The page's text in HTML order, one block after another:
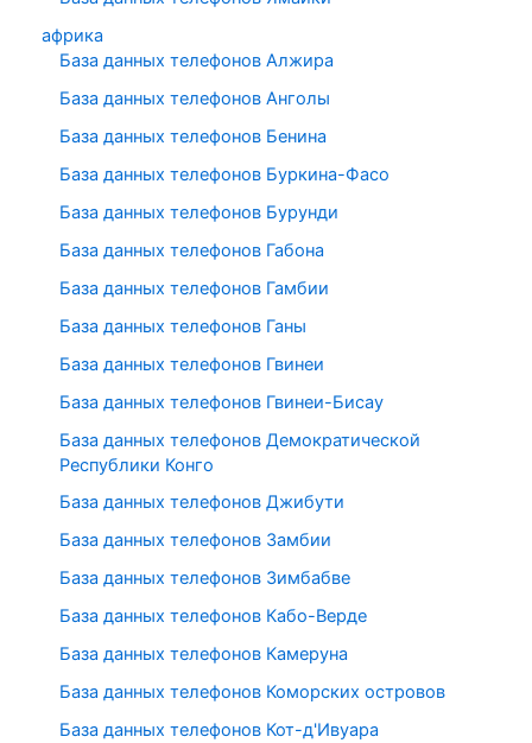
африка
База данных телефонов Алжира
База данных телефонов Анголы
База данных телефонов Бенина
База данных телефонов Буркина-Фасо
База данных телефонов Бурунди
База данных телефонов Габона
База данных телефонов Гамбии
База данных телефонов Ганы
База данных телефонов Гвинеи
База данных телефонов Гвинеи-Бисау
База данных телефонов Демократической
Республики Конго
База данных телефонов Джибути
База данных телефонов Замбии
База данных телефонов Зимбабве
База данных телефонов Кабо-Верде
База данных телефонов Камеруна
База данных телефонов Коморских островов
База данных телефонов Кот-д'Ивуара